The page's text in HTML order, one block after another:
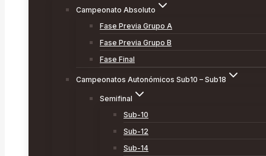
Campeonato Absoluto
Fase Previa Grupo A
Fase Previa Grupo B
Fase Final
Campeonatos Autonómicos Sub10 – Sub18
Semifinal
Sub-10
Sub-12
Sub-14